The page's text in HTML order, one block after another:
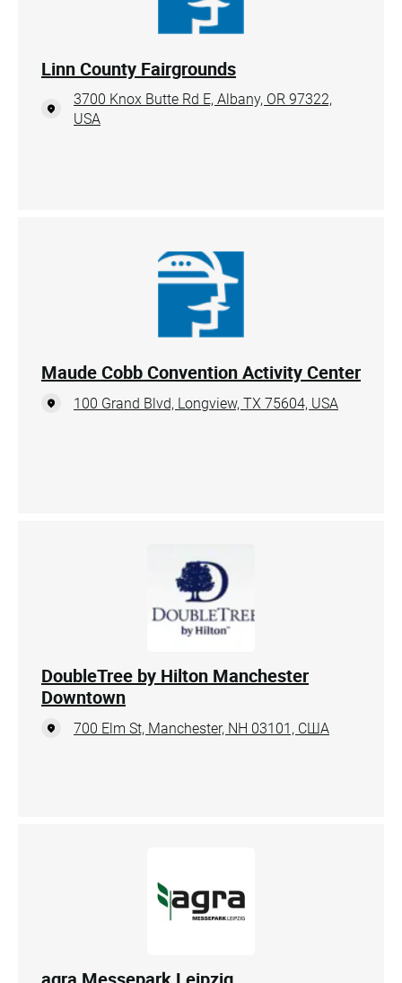
Linn County Fairgrounds
3700 Knox Butte Rd E, Albany, OR 97322,
USA
Maude Cobb Convention Activity Center
100 Grand Blvd, Longview, TX 75604, USA
DoubleTree by Hilton Manchester
Downtown
700 Elm St, Manchester, NH 03101, США